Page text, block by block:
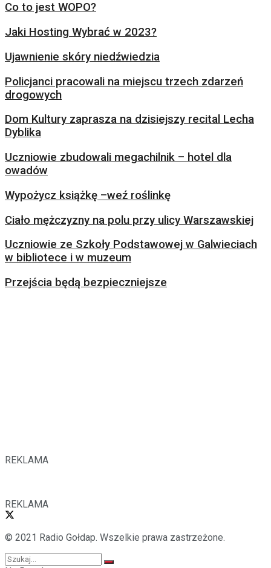
Co to jest WOPO?
Jaki Hosting Wybrać w 2023?
Ujawnienie skóry niedźwiedzia
Policjanci pracowali na miejscu trzech zdarzeń
drogowych
Dom Kultury zaprasza na dzisiejszy recital Lecha
Dyblika
Uczniowie zbudowali megachilnik – hotel dla
owadów
Wypożycz książkę –weź roślinkę
Ciało mężczyzny na polu przy ulicy Warszawskiej
Uczniowie ze Szkoły Podstawowej w Galwieciach
w bibliotece i w muzeum
Przejścia będą bezpieczniejsze
REKLAMA
REKLAMA
© 2021 Radio Gołdap. Wszelkie prawa zastrzeżone.